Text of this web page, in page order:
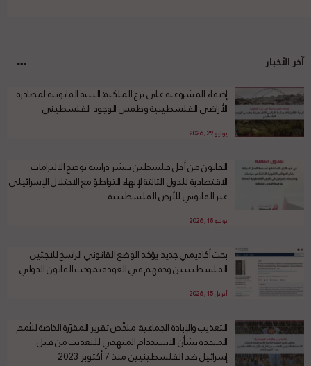
آخر الأخبار
إضفاء المشروعية على نزع الملكية: البنية القانونية لمصادرة
الأراضي الفلسطينية وطمس الوجود الفلسطيني
يوليو 29, 2026
القانون من أجل فلسطين تنشر دراسة توضح الالتزامات
الاقتصادية للدول الثالثة لإنهاء التواطؤ مع الاحتلال الإسرائيلي
غير القانوني للأرض الفلسطينية
يوليو 18, 2026
بحث أكاديمي جديد يؤكد الوضع القانوني الراسخ للاجئين
الفلسطينيين وحقهم في العودة بموجب القانون الدولي
أبريل 15, 2026
التعذيب والإبادة الجماعية: ملخّص تقرير المقرّرة الخاصة للأمم
المتحدة بشأن الاستخدام المنهجي للتعذيب من قبل
إسرائيل ضد الفلسطينيين منذ 7 أكتوبر 2023